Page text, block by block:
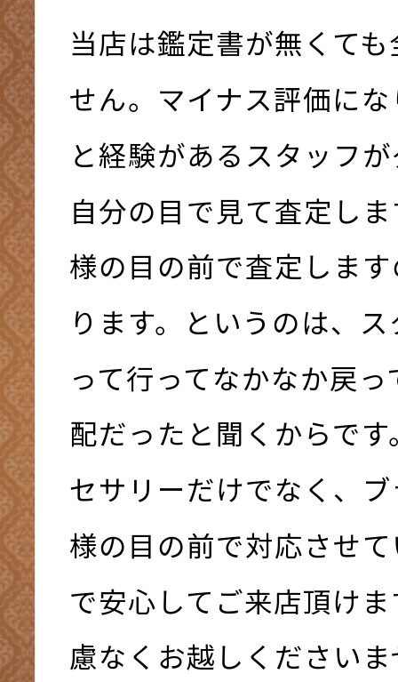
当店は鑑定書が無くて
せん。マイナス評価に
と経験があるスタッフ
自分の目で見て査定し
様の目の前で査定しま
ります。というのは、
って行ってなかなか戻
配だったと聞くからで
セサリーだけでなく、
様の目の前で対応させ
で安心してご来店頂け
慮なくお越しください